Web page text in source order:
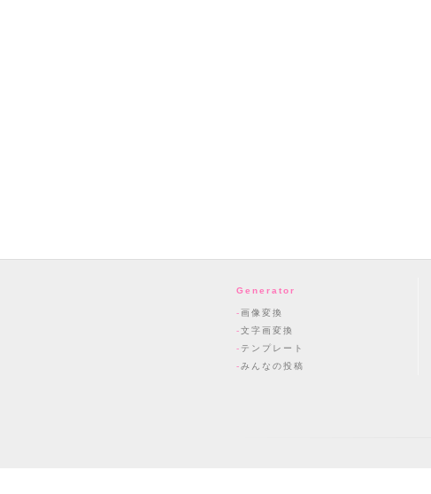
Generator
画像変換
文字画変換
テンプレート
みんなの投稿